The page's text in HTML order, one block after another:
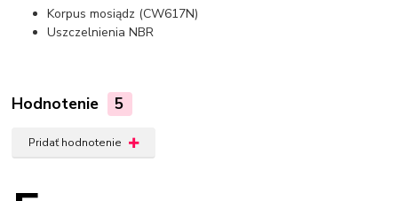
Korpus mosiądz (CW617N)
Uszczelnienia NBR
Hodnotenie 5
Pridať hodnotenie